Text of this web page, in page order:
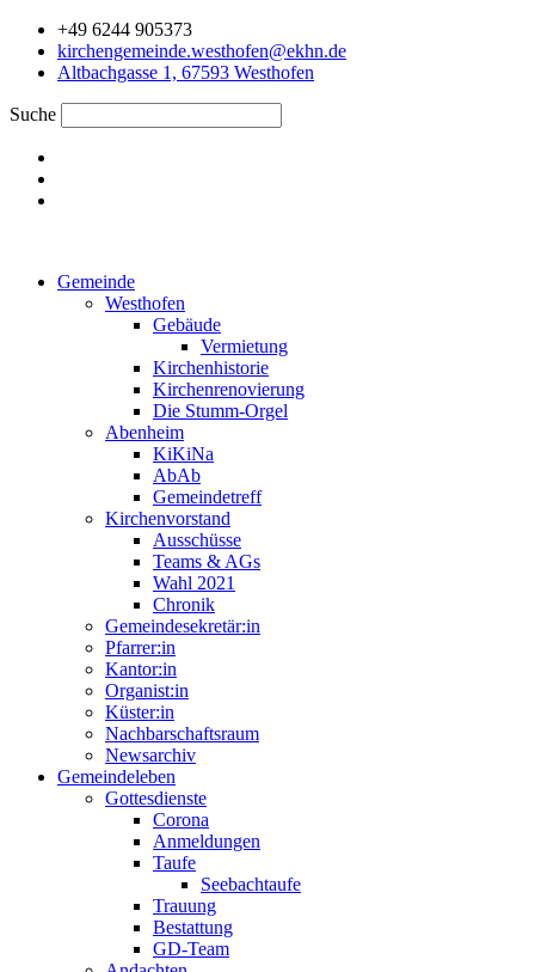
Zum
Inhalt
springen
+49 6244 905373
kirchengemeinde.westhofen@ekhn.de
Altbachgasse 1, 67593 Westhofen
Suche
Gemeinde
Westhofen
Gebäude
Vermietung
Kirchenhistorie
Kirchenrenovierung
Die Stumm-Orgel
Abenheim
KiKiNa
AbAb
Gemeindetreff
Kirchenvorstand
Ausschüsse
Teams & AGs
Wahl 2021
Chronik
Gemeindesekretär:in
Pfarrer:in
Kantor:in
Organist:in
Küster:in
Nachbarschaftsraum
Newsarchiv
Gemeindeleben
Gottesdienste
Corona
Anmeldungen
Taufe
Seebachtaufe
Trauung
Bestattung
GD-Team